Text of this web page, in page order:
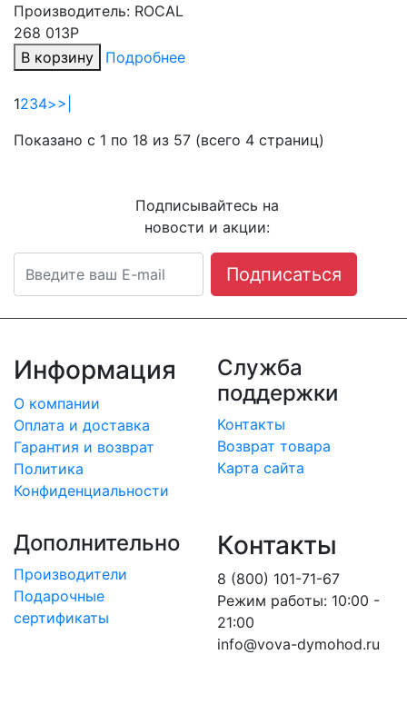
Производитель: ROCAL
268 013Р
В корзину
Подробнее
1234>>|
Показано с 1 по 18 из 57 (всего 4 страниц)
Подписывайтесь на
новости и акции:
Подписаться
Информация
О компании
Оплата и доставка
Гарантия и возврат
Политика
Конфиденциальности
Служба
поддержки
Контакты
Возврат товара
Карта сайта
Дополнительно
Производители
Подарочные
сертификаты
Контакты
8 (800) 101-71-67
Режим работы: 10:00 -
21:00
info@vova-dymohod.ru